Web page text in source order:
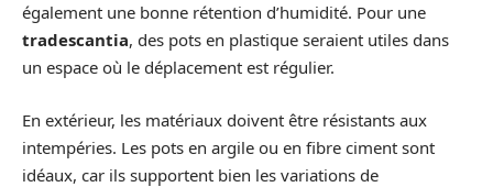
également une bonne rétention d’humidité. Pour une
tradescantia, des pots en plastique seraient utiles dans
un espace où le déplacement est régulier.
En extérieur, les matériaux doivent être résistants aux
intempéries. Les pots en argile ou en fibre ciment sont
idéaux, car ils supportent bien les variations de